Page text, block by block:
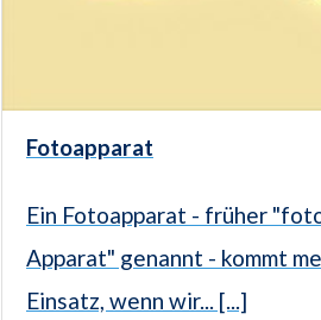
Fotoapparat
Ein Fotoapparat - früher
Apparat" genannt - kommt
Einsatz, wenn wir... [...]